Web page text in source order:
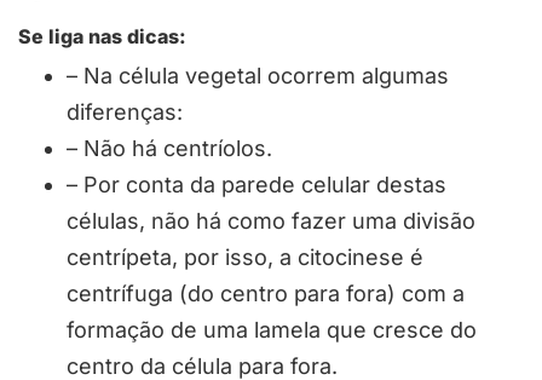
Se liga nas dicas:
– Na célula vegetal ocorrem algumas
diferenças:
– Não há centríolos.
– Por conta da parede celular destas
células, não há como fazer uma divisão
centrípeta, por isso, a citocinese é
centrífuga (do centro para fora) com a
formação de uma lamela que cresce do
centro da célula para fora.